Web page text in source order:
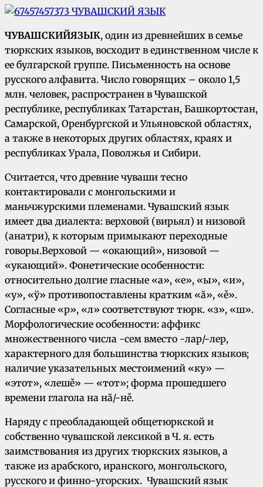
ЧУВАШСКИЙЯЗЫК, один из древнейших в семье
тюркских языков, восходит в единственном числе к
ее булгарской группе. Письменность на основе
русского алфавита. Число говорящих – около 1,5
млн. человек, распространен в Чувашской
республике, республиках Татарстан, Башкортостан,
Самарской, Оренбургской и Ульяновской областях,
а также в некоторых других областях, краях и
республиках Урала, Поволжья и Сибири.
Считается, что древние чуваши тесно
контактировали с монгольскими и
маньчжурскими племенами. Чувашский язык
имеет два диалекта: верховой (вирьял) и низовой
(анатри), к которым примыкают переходные
говоры.Верховой — «окающий», низовой —
«укающий». Фонетические особенности:
относительно долгие гласные «а», «е», «ы», «и»,
«у», «ÿ» противопоставлены кратким «ă», «ě».
Согласные «р», «л» соответствуют тюрк. «з», «ш».
Морфологические особенности: аффикс
множественного числа -сем вместо -лар/-лер,
характерного для большинства тюркских языков;
наличие указательных местоимений «ку» —
«этот», «лешě» — «тот»; форма прошедшего
времени глагола на нă/-нě.
Наряду с преобладающей общетюркской и
собственно чувашской лексикой в Ч. я. есть
заимствования из других тюркских языков, а
также из арабского, иранского, монгольского,
русского и финно-угорских. Чувашский язык